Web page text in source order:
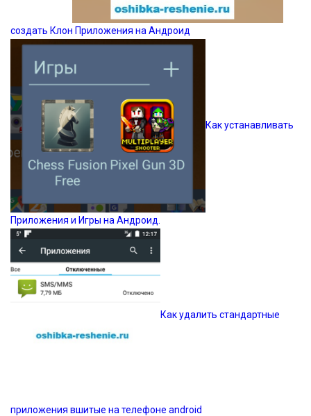
создать Клон Приложения на Андроид
Как устанавливать
Приложения и Игры на Андроид.
Как удалить стандартные
приложения вшитые на телефоне android